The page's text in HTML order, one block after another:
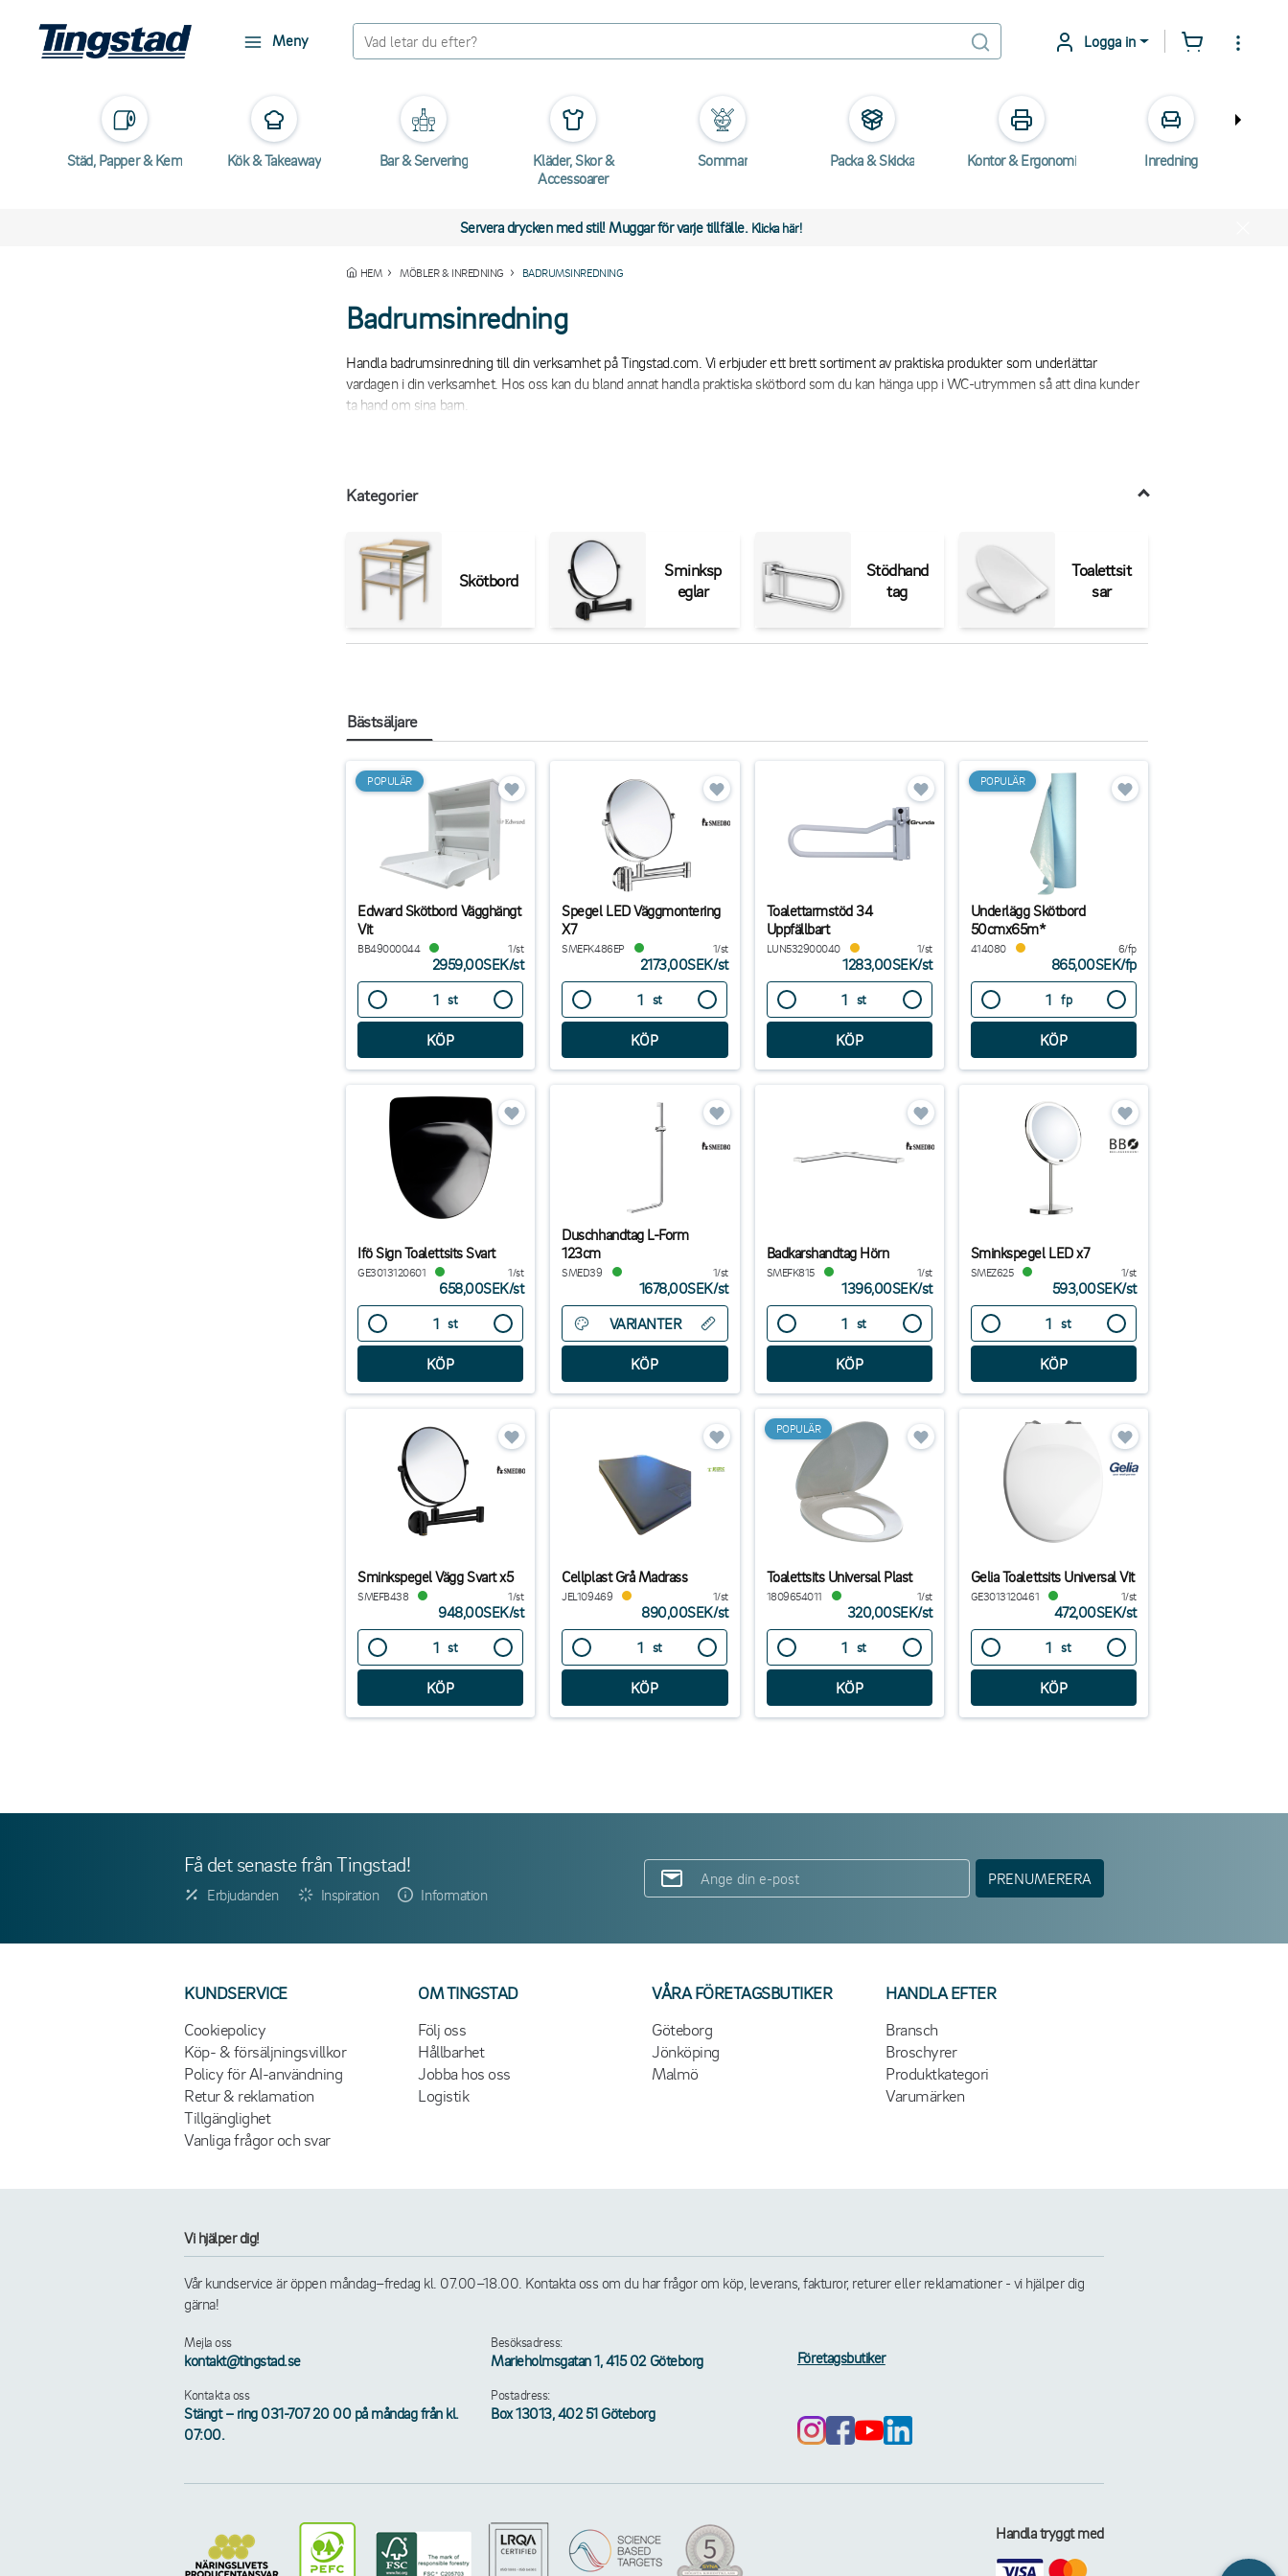
Meny Logga in
Städ, Papper & Kem Kök & Takeaway Bar & Servering
Kläder, Skor &
Accessoarer
Sommar Packa & Skicka Kontor & Ergonomi Inredning
Servera drycken med stil! Muggar för varje tillfälle. Klicka här!
HEM MÖBLER & INREDNING BADRUMSINREDNING
Badrumsinredning
Handla badrumsinredning till din verksamhet på Tingstad.com. Vi erbjuder ett brett sortiment av praktiska produkter som underlättar
vardagen i din verksamhet. Hos oss kan du bland annat handla praktiska skötbord som du kan hänga upp i WC-utrymmen så att dina kunder
ta hand om sina barn.
Kategorier
Skötbord
Sminksp
eglar
Stödhand
tag
Toalettsit
sar
Bästsäljare
POPULÄR
Edward Skötbord Vägghängt
Vit
BB49000044 1/st
2959,00SEK/st
st
Spegel LED Väggmontering
X7
SMEFK486EP 1/st
2173,00SEK/st
st
Toalettarmstöd 34
Uppfällbart
LUN532900040 1/st
1283,00SEK/st
st
POPULÄR
Underlägg Skötbord
50cmx65m*
414080 6/fp
865,00SEK/fp
fp
Ifö Sign Toalettsits Svart
GE3013120601 1/st
658,00SEK/st
st
Duschhandtag L-Form
123cm
SMED39 1/st
1678,00SEK/st
VARIANTER
Badkarshandtag Hörn
SMEFK815 1/st
1396,00SEK/st
st
Sminkspegel LED x7
SMEZ625 1/st
593,00SEK/st
st
Sminkspegel Vägg Svart x5
SMEFB438 1/st
948,00SEK/st
st
Cellplast Grå Madrass
JEL109469 1/st
890,00SEK/st
st
POPULÄR
Toalettsits Universal Plast
1809654011 1/st
320,00SEK/st
st
Gelia Toalettsits Universal Vit
GE3013120461 1/st
472,00SEK/st
st
Få det senaste från Tingstad!
Erbjudanden Inspiration Information
PRENUMERERA
KUNDSERVICE
Cookiepolicy
Köp- & försäljningsvillkor
Policy för AI-användning
Retur & reklamation
Tillgänglighet
Vanliga frågor och svar
OM TINGSTAD
Följ oss
Hållbarhet
Jobba hos oss
Logistik
VÅRA FÖRETAGSBUTIKER
Göteborg
Jönköping
Malmö
HANDLA EFTER
Bransch
Broschyrer
Produktkategori
Varumärken
Vi hjälper dig!
Vår kundservice är öppen måndag–fredag kl. 07.00–18.00. Kontakta oss om du har frågor om köp, leverans, fakturor, returer eller reklamationer - vi hjälper dig
gärna!
Mejla oss
kontakt@tingstad.se
Kontakta oss
Stängt – ring 031-707 20 00 på måndag från kl.
07:00.
Besöksadress:
Marieholmsgatan 1, 415 02 Göteborg
Postadress:
Box 13013, 402 51 Göteborg
Företagsbutiker
Handla tryggt med